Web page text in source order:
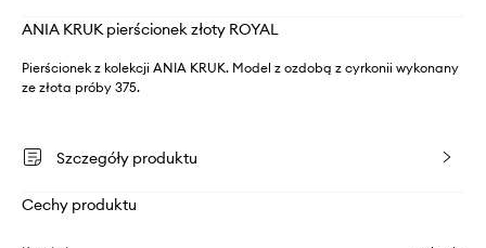
ANIA KRUK pierścionek złoty ROYAL
Pierścionek z kolekcji ANIA KRUK. Model z ozdobą z cyrkonii wykonany
ze złota próby 375.
Szczegóły produktu
Cechy produktu